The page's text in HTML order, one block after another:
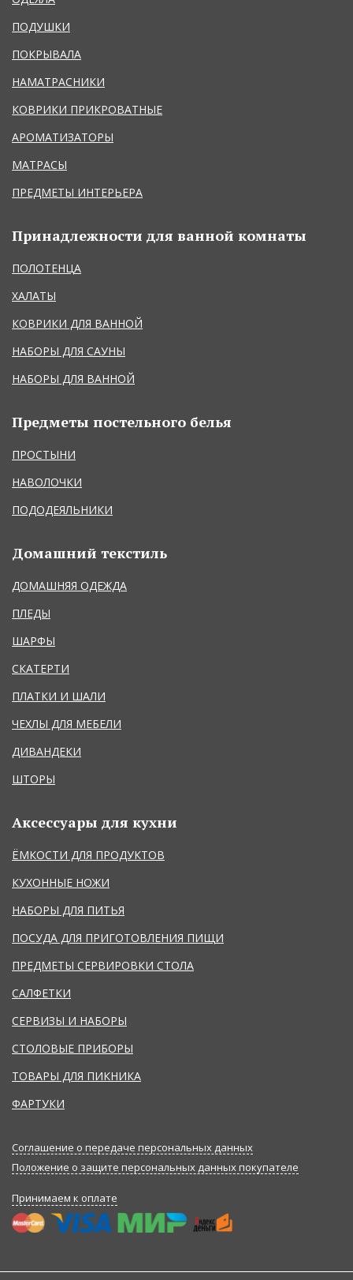
ПОДУШКИ
ПОКРЫВАЛА
НАМАТРАСНИКИ
КОВРИКИ ПРИКРОВАТНЫЕ
АРОМАТИЗАТОРЫ
МАТРАСЫ
ПРЕДМЕТЫ ИНТЕРЬЕРА
Принадлежности для ванной комнаты
ПОЛОТЕНЦА
ХАЛАТЫ
КОВРИКИ ДЛЯ ВАННОЙ
НАБОРЫ ДЛЯ САУНЫ
НАБОРЫ ДЛЯ ВАННОЙ
Предметы постельного белья
ПРОСТЫНИ
НАВОЛОЧКИ
ПОДОДЕЯЛЬНИКИ
Домашний текстиль
ДОМАШНЯЯ ОДЕЖДА
ПЛЕДЫ
ШАРФЫ
СКАТЕРТИ
ПЛАТКИ И ШАЛИ
ЧЕХЛЫ ДЛЯ МЕБЕЛИ
ДИВАНДЕКИ
ШТОРЫ
Аксессуары для кухни
ЁМКОСТИ ДЛЯ ПРОДУКТОВ
КУХОННЫЕ НОЖИ
НАБОРЫ ДЛЯ ПИТЬЯ
ПОСУДА ДЛЯ ПРИГОТОВЛЕНИЯ ПИЩИ
ПРЕДМЕТЫ СЕРВИРОВКИ СТОЛА
САЛФЕТКИ
СЕРВИЗЫ И НАБОРЫ
СТОЛОВЫЕ ПРИБОРЫ
ТОВАРЫ ДЛЯ ПИКНИКА
ФАРТУКИ
Соглашение о передаче персональных данных
Положение о защите персональных данных покупателе
Принимаем к оплате